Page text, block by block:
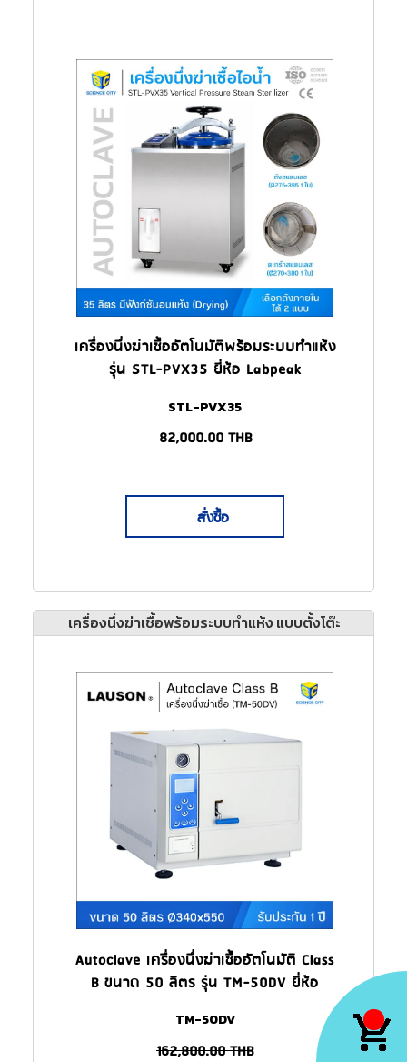
เครื่องนึ่งฆ่าเชื้ออัตโนมัติพร้อมระบบทำแห้ง
รุ่น STL-PVX35 ยี่ห้อ Labpeak
STL-PVX35
82,000.00 THB
สั่งซื้อ
เครื่องนึ่งฆ่าเชื้อพร้อมระบบทำแห้ง แบบตั้งโต๊ะ
Autoclave เครื่องนึ่งฆ่าเชื้ออัตโนมัติ Class
B ขนาด 50 ลิตร รุ่น TM-50DV ยี่ห้อ
TM-50DV
162,800.00THB